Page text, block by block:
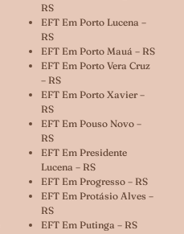
RS
EFT Em Porto Lucena –
RS
EFT Em Porto Mauá – RS
EFT Em Porto Vera Cruz
– RS
EFT Em Porto Xavier –
RS
EFT Em Pouso Novo –
RS
EFT Em Presidente
Lucena – RS
EFT Em Progresso – RS
EFT Em Protásio Alves –
RS
EFT Em Putinga – RS